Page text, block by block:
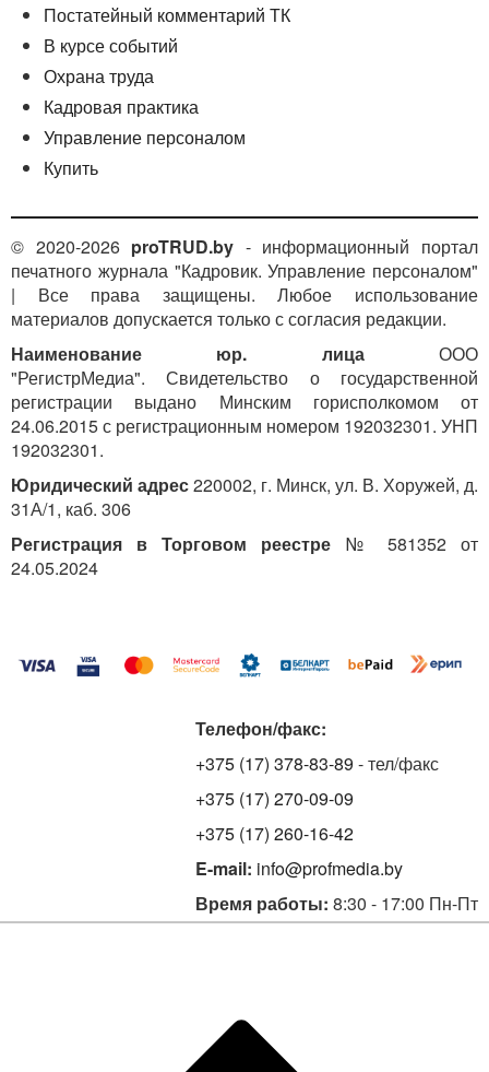
Постатейный комментарий ТК
В курсе событий
Охрана труда
Кадровая практика
Управление персоналом
Купить
© 2020-2026 proTRUD.by - информационный портал
печатного журнала "Кадровик. Управление персоналом"
| Все права защищены. Любое использование
материалов допускается только с согласия редакции.
Наименование юр. лицаООО
"РегистрМедиа". Свидетельство о государственной
регистрации выдано Минским горисполкомом от
24.06.2015 с регистрационным номером 192032301. УНП
192032301.
Юридический адрес220002, г. Минск, ул. В. Хоружей, д.
31А/1, каб. 306
Регистрация в Торговом реестре № 581352 от
24.05.2024
Телефон/факс:
+375 (17) 378-83-89 - тел/факс
+375 (17) 270-09-09
+375 (17) 260-16-42
E-mail: info@profmedia.by
Время работы: 8:30 - 17:00 Пн-Пт